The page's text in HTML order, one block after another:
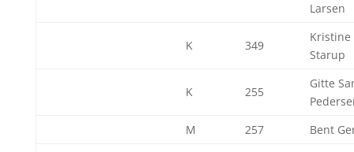
Larsen
K 349
Kristine
Starup
K 255
Gitte
M
257 Bent